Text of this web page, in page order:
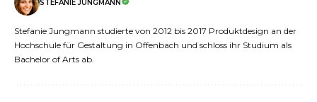
STEFANIE JUNGMANN
Stefanie Jungmann studierte von 2012 bis 2017 Produktdesign an der
Hochschule für Gestaltung in Offenbach und schloss ihr Studium als
Bachelor of Arts ab.